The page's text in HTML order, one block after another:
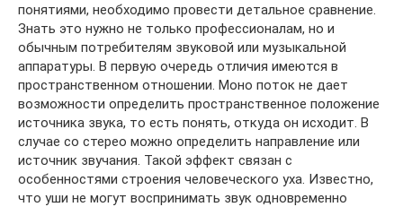
понятиями, необходимо провести детальное сравнение.
Знать это нужно не только профессионалам, но и
обычным потребителям звуковой или музыкальной
аппаратуры. В первую очередь отличия имеются в
пространственном отношении. Моно поток не дает
возможности определить пространственное положение
источника звука, то есть понять, откуда он исходит. В
случае со стерео можно определить направление или
источник звучания. Такой эффект связан с
особенностями строения человеческого уха. Известно,
что уши не могут воспринимать звук одновременно